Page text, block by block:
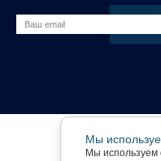
Мы
Мы используем